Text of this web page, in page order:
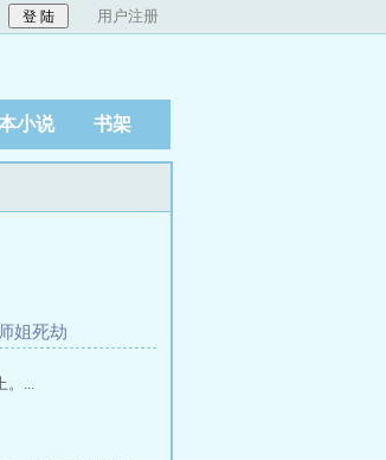
用户注册
小说 书架
姐死劫
。...